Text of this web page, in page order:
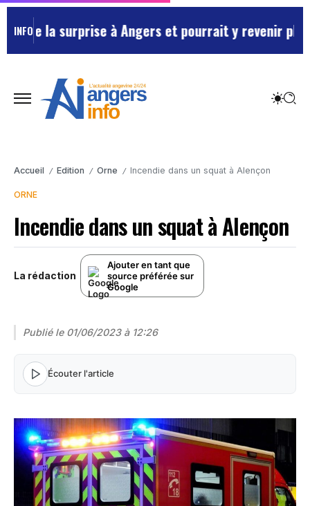
INFOla surprise à Angers et pourrait y revenir plus
Accueil / Edition / Orne / Incendie dans un squat à Alençon
ORNE
Incendie dans un squat à Alençon
La rédaction
Ajouter en tant que
source préférée sur
Google
Publié le 01/06/2023 à 12:26
Écouter l'article